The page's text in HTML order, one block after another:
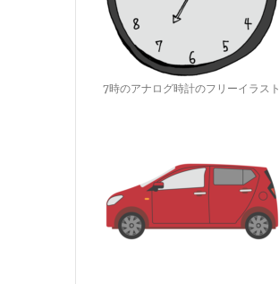
7時のアナログ時計のフリーイラスト